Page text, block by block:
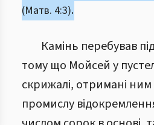
(Матв. 4:3).
Камінь перебував
тому що Мойсей у
скрижалі, отримані ним
промислу